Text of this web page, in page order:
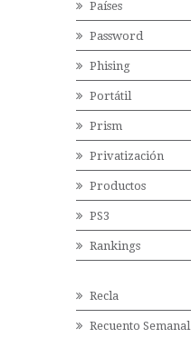
Países
Password
Phising
Portátil
Prism
Privatización
Productos
PS3
Rankings
Recla
Recuento Semanal